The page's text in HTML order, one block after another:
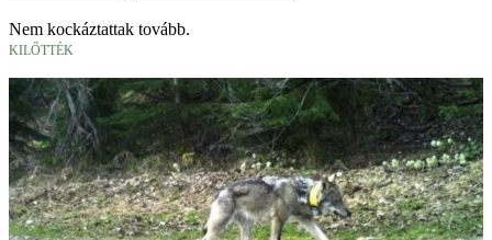
Nem kockáztattak tovább.
KILŐTTÉK